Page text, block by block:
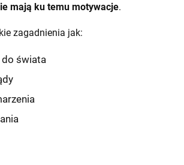
mają ku temu motywacje.
zagadnienia jak:
świata